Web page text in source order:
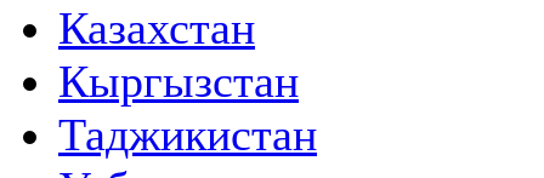
Казахстан
Кыргызстан
Таджикистан